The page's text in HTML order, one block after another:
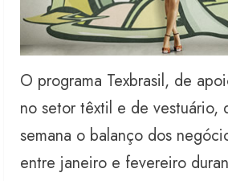
O programa Texbrasil, de
no setor têxtil e de vestuário,
semana o balanço dos
entre janeiro e fevereiro